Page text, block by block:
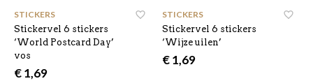
STICKERS
Stickervel 6 stickers
‘World Postcard Day’
vos
€1,69
STICKERS
Stickervel 6 stickers
‘Wijze uilen’
€1,69